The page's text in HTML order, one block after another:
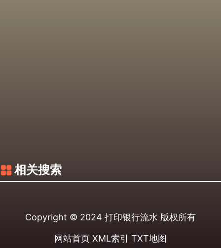
相关搜索
Copyright © 2024 打印银行流水 版权所有
网站首页 XML索引 TXT地图